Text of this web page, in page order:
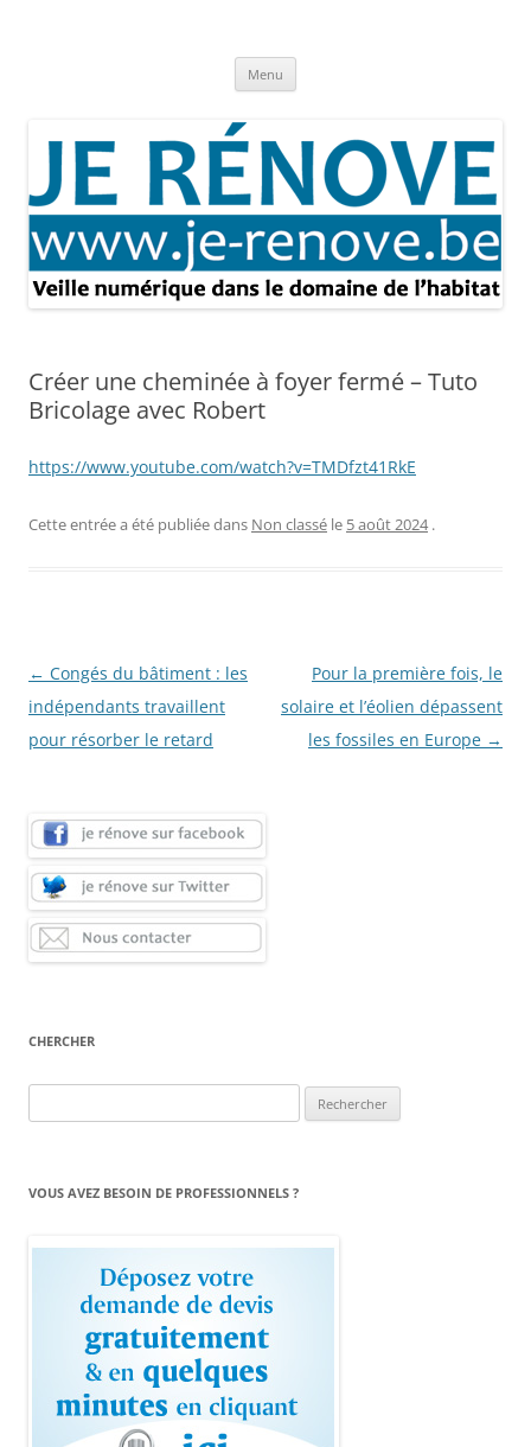
Menu
Créer une cheminée à foyer fermé – Tuto
Bricolage avec Robert
https://www.youtube.com/watch?v=TMDfzt41RkE
Cette entrée a été publiée dans Non classé le 5 août 2024 .
Navigation
des
articles
← Congés du bâtiment : les
indépendants travaillent
pour résorber le retard
Pour la première fois, le
solaire et l’éolien dépassent
les fossiles en Europe →
CHERCHER
VOUS AVEZ BESOIN DE PROFESSIONNELS ?